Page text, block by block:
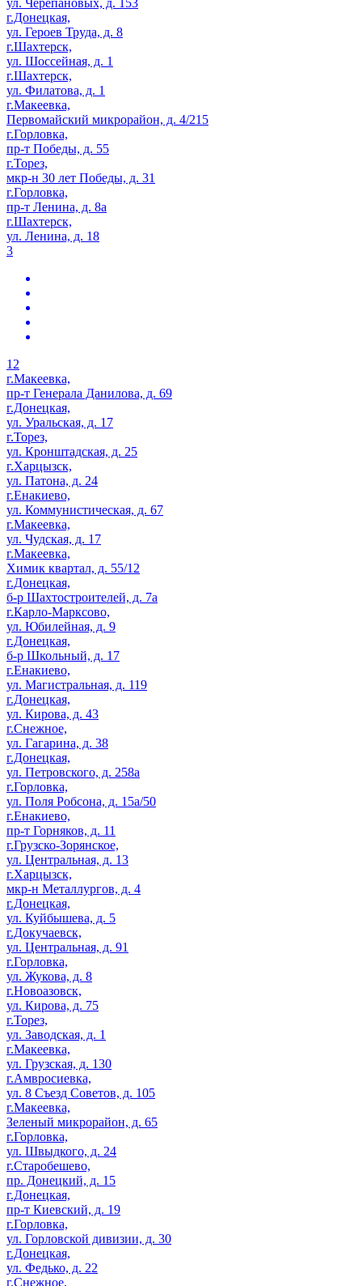
ул. Черепановых, д. 153
г.Донецкая,
ул. Героев Труда, д. 8
г.Шахтерск,
ул. Шоссейная, д. 1
г.Шахтерск,
ул. Филатова, д. 1
г.Макеевка,
Первомайский микрорайон, д. 4/215
г.Горловка,
пр-т Победы, д. 55
г.Торез,
мкр-н 30 лет Победы, д. 31
г.Горловка,
пр-т Ленина, д. 8а
г.Шахтерск,
ул. Ленина, д. 18
3
12
г.Макеевка,
пр-т Генерала Данилова, д. 69
г.Донецкая,
ул. Уральская, д. 17
г.Торез,
ул. Кронштадская, д. 25
г.Харцызск,
ул. Патона, д. 24
г.Енакиево,
ул. Коммунистическая, д. 67
г.Макеевка,
ул. Чудская, д. 17
г.Макеевка,
Химик квартал, д. 55/12
г.Донецкая,
б-р Шахтостроителей, д. 7а
г.Карло-Марксово,
ул. Юбилейная, д. 9
г.Донецкая,
б-р Школьный, д. 17
г.Енакиево,
ул. Магистральная, д. 119
г.Донецкая,
ул. Кирова, д. 43
г.Снежное,
ул. Гагарина, д. 38
г.Донецкая,
ул. Петровского, д. 258а
г.Горловка,
ул. Поля Робсона, д. 15а/50
г.Енакиево,
пр-т Горняков, д. 11
г.Грузско-Зорянское,
ул. Центральная, д. 13
г.Харцызск,
мкр-н Металлургов, д. 4
г.Донецкая,
ул. Куйбышева, д. 5
г.Докучаевск,
ул. Центральная, д. 91
г.Горловка,
ул. Жукова, д. 8
г.Новоазовск,
ул. Кирова, д. 75
г.Торез,
ул. Заводская, д. 1
г.Макеевка,
ул. Грузская, д. 130
г.Амвросиевка,
ул. 8 Съезд Советов, д. 105
г.Макеевка,
Зеленый микрорайон, д. 65
г.Горловка,
ул. Швыдкого, д. 24
г.Старобешево,
пр. Донецкий, д. 15
г.Донецкая,
пр-т Киевский, д. 19
г.Горловка,
ул. Горловской дивизии, д. 30
г.Донецкая,
ул. Федько, д. 22
г.Снежное,